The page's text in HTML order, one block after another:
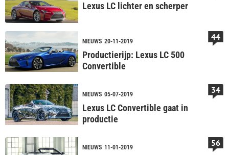
Lexus LC lichter en scherper
NIEUWS 20-11-2019
Productierijp: Lexus LC 500
Convertible
44
NIEUWS 05-07-2019
Lexus LC Convertible gaat in
productie
34
NIEUWS 11-01-2019 56